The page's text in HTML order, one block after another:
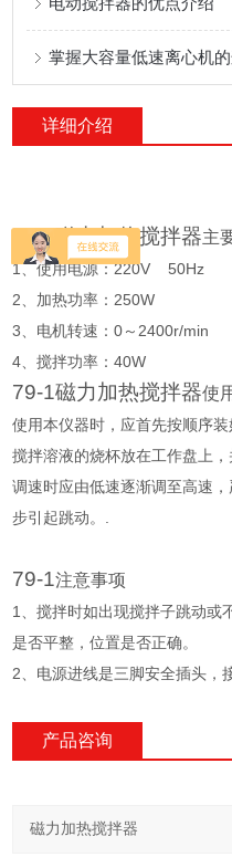
掌握大容量低速离心机
详细介绍
79-1 磁力加热搅拌器主
1、使用电源：220V 50Hz
2、加热功率：250W
3、电机转速：0～2400r/min
4、搅拌功率：40W
79-1磁力加热搅拌器使
使用本仪器时，应首先按顺序
搅拌溶液的烧杯放在工作盘上
调速时应由低速逐渐调至高速
步引起跳动。.
79-1注意事项
1、搅拌时如出现搅拌子跳动或
是否平整，位置是否正确。
2、电源进线是三脚安全插头，
产品咨询